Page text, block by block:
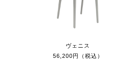
ヴェニス
56,200円（税込）